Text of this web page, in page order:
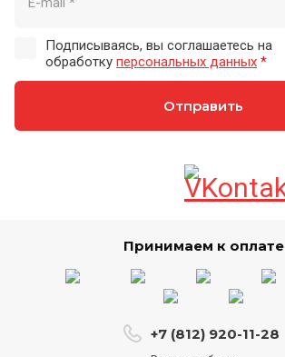
Подписываясь, вы соглашаетесь на
обработку персональных данных *
Отправить
Принимаем к оплате
+7 (812) 920-11-28